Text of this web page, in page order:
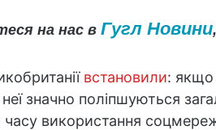
на нас в Гугл Новини
встановили: якщо
значно поліпшуються
часу використання